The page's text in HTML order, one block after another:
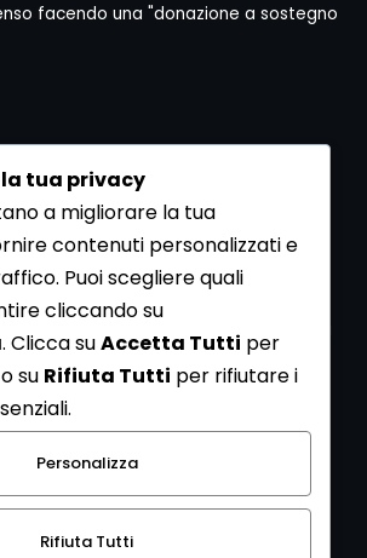
facendo una "donazione a sostegno
gratuita di archeologia realizzata
iscriviti alla nostra
]
l'utente dichiara di aver letto
e di acconsentire al trattamento
tua privacy
a migliorare la tua
contenuti personalizzati e
Puoi scegliere quali
cliccando su
. Clicca suAccetta Tutti per
su Rifiuta Tutti per rifiutare i
Personalizza
Rifiuta Tutti